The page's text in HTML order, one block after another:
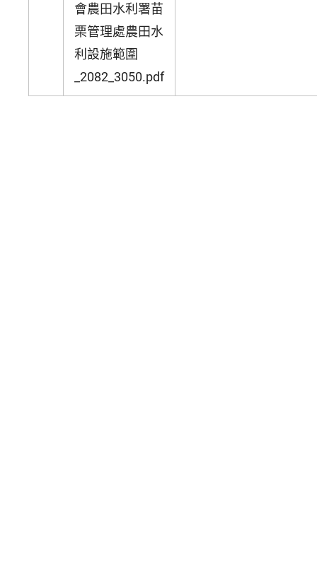
會農田水利署苗
栗管理處農田水
利設施範圍
_2082_3050.pdf